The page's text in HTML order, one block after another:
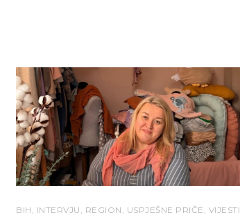
BIH , INTERVJU , REGION , USPJEŠNE PRIČE , VIJESTI